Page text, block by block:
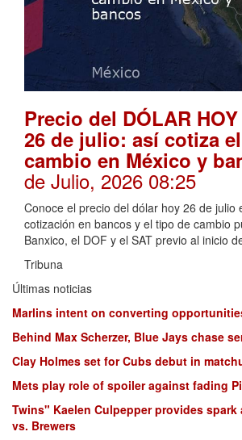
Precio del DÓLAR
26 de julio: así cotiza
cambio en México y
de Julio, 2026 08:25
Conoce el precio del dólar hoy 26 de julio
cotización en bancos y el tipo de cambio
Banxico, el DOF y el SAT previo al inicio
Tribuna
Últimas noticias
Marlins intent on converting
Behind Max Scherzer, Blue Jays chase
Clay Holmes set for Cubs debut in
Mets play role of spoiler against fading
Twins" Kaelen Culpepper provides spark
vs. Brewers